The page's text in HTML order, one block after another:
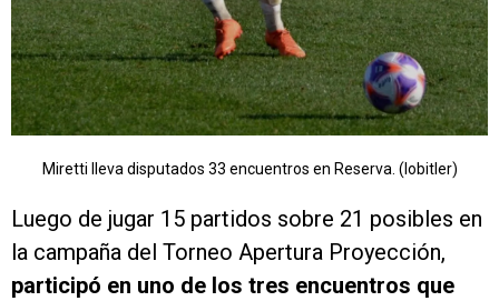
Miretti lleva disputados 33 encuentros en Reserva. (Iobitler)
Luego de jugar 15 partidos sobre 21 posibles en
la campaña del Torneo Apertura Proyección,
participó en uno de los tres encuentros que